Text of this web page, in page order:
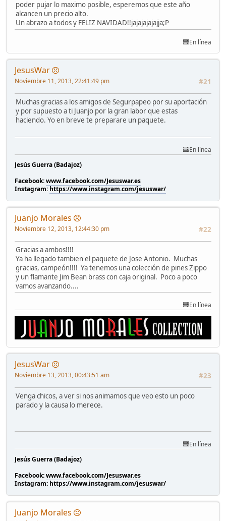
poder pujar lo maximo posible, esperemos que este año
alcancen un precio alto.
Un abrazo a todos y FELIZ NAVIDAD!!jajajajajajja;P
En línea
JesusWar
#21
Noviembre 11, 2013, 22:41:49 pm
Muchas gracias a los amigos de Segurpapeo por su aportación
y por supuesto a ti Juanjo por la gran labor que estas
haciendo. Yo en breve te preparare un paquete.
En línea
Jesús Guerra (Badajoz)
Facebook:www.facebook.com/Jesuswar.es
Instagram: https://www.instagram.com/jesuswar/
Juanjo Morales
#22
Noviembre 12, 2013, 12:44:30 pm
Gracias a ambos!!!!
Ya ha llegado tambien el paquete de Jose Antonio. Muchas
gracias, campeón!!!! Ya tenemos una colección de pines Zippo
y un flamante Jim Bean brass con caja original. Poco a poco
vamos avanzando....
En línea
JesusWar
#23
Noviembre 13, 2013, 00:43:51 am
Venga chicos, a ver si nos animamos que veo esto un poco
parado y la causa lo merece.
En línea
Jesús Guerra (Badajoz)
Facebook:www.facebook.com/Jesuswar.es
Instagram: https://www.instagram.com/jesuswar/
Juanjo Morales